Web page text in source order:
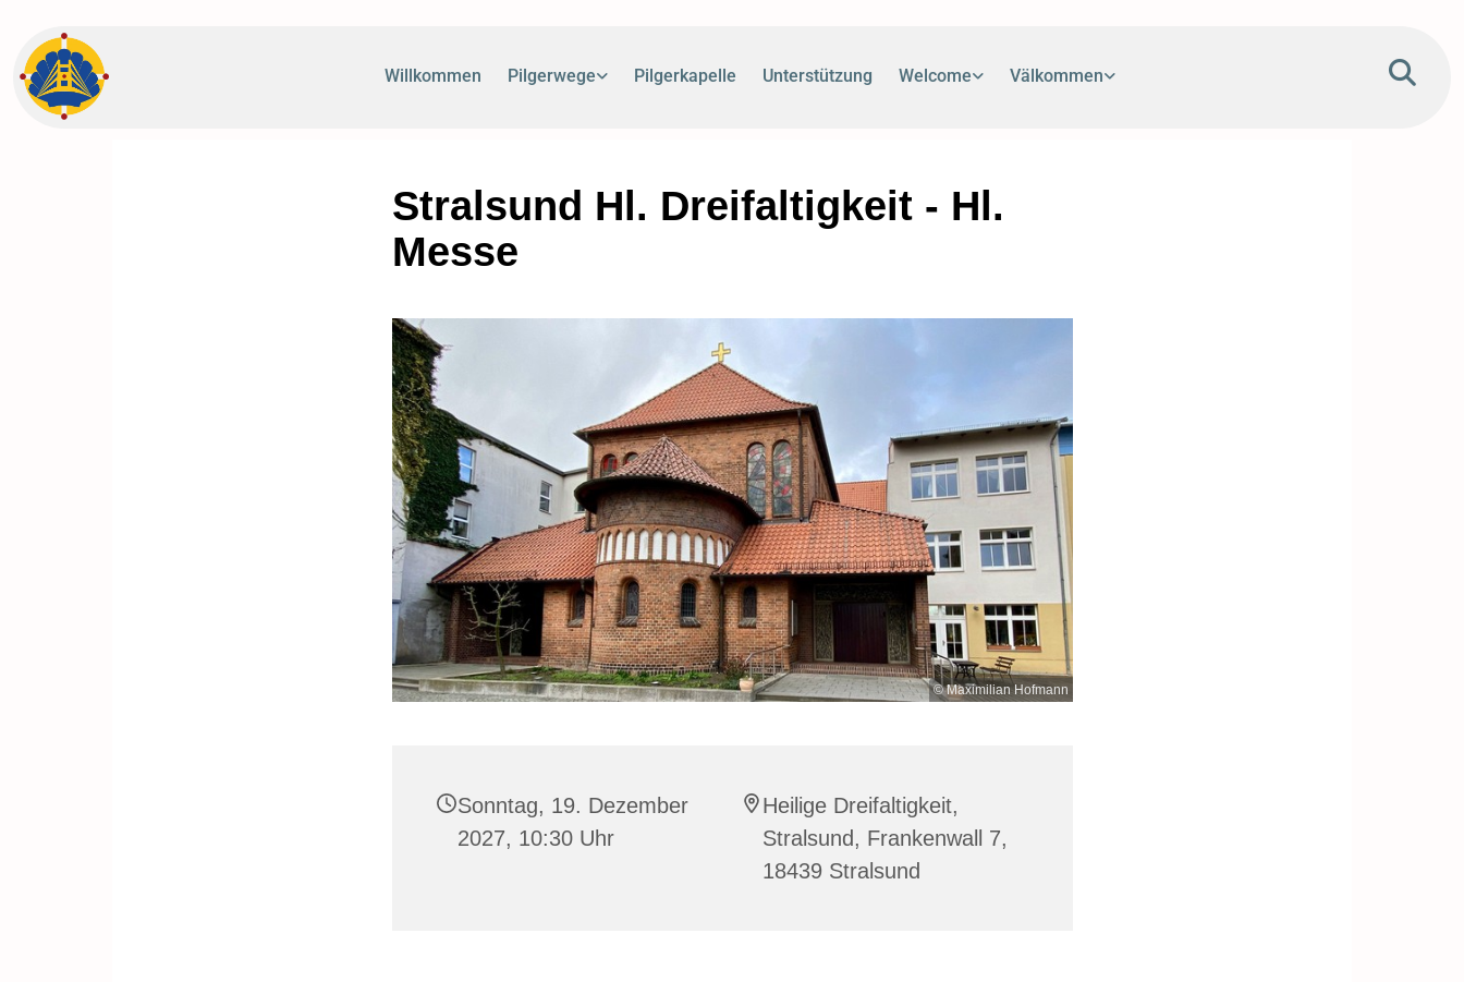
Willkommen Pilgerwege Pilgerkapelle Unterstützung Welcome Välkommen
Stralsund Hl. Dreifaltigkeit - Hl.
Messe
© Maximilian Hofmann
Sonntag, 19. Dezember
2027, 10:30 Uhr
Heilige Dreifaltigkeit,
Stralsund, Frankenwall 7,
18439 Stralsund